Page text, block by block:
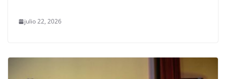
julio 22, 2026